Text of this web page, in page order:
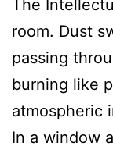
The
room. Dust
passing
burning like
atmospheric
In a window